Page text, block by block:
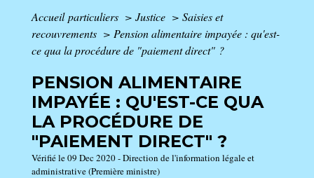
Accueil particuliers > Justice > Saisies et
recouvrements > Pension alimentaire impayée : qu'est-
ce qua la procédure de "paiement direct" ?
PENSION ALIMENTAIRE
IMPAYÉE : QU'EST-CE QUA
LA PROCÉDURE DE
"PAIEMENT DIRECT" ?
Vérifié le 09 Dec 2020 - Direction de l'information légale et
administrative (Première ministre)